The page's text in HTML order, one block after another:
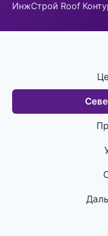
ИнжСтрой Roof